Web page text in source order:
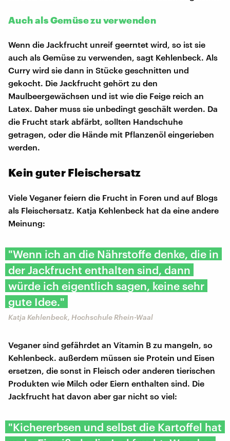
Auch als Gemüse zu verwenden
Wenn die Jackfrucht unreif geerntet wird, so ist sie
auch als Gemüse zu verwenden, sagt Kehlenbeck. Als
Curry wird sie dann in Stücke geschnitten und
gekocht. Die Jackfrucht gehört zu den
Maulbeergewächsen und ist wie die Feige reich an
Latex. Daher muss sie unbedingt geschält werden. Da
die Frucht stark abfärbt, sollten Handschuhe
getragen, oder die Hände mit Pflanzenöl eingerieben
werden.
Kein guter Fleischersatz
Viele Veganer feiern die Frucht in Foren und auf Blogs
als Fleischersatz. Katja Kehlenbeck hat da eine andere
Meinung:
"Wenn ich an die Nährstoffe denke, die in
der Jackfrucht enthalten sind, dann
würde ich eigentlich sagen, keine sehr
gute Idee."
​Katja Kehlenbeck, Hochschule Rhein-Waal
Veganer sind gefährdet an Vitamin B zu mangeln, so
Kehlenbeck. außerdem müssen sie Protein und Eisen
ersetzen, die sonst in Fleisch oder anderen tierischen
Produkten wie Milch oder Eiern enthalten sind. Die
Jackfrucht hat davon aber gar nicht so viel:
"Kichererbsen und selbst die Kartoffel hat